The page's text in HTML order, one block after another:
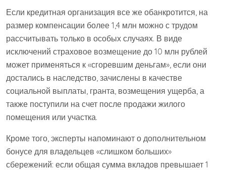
Если кредитная организация все же обанкротится, на
размер компенсации более 1,4 млн можно с трудом
рассчитывать только в особых случаях. В виде
исключений страховое возмещение до 10 млн рублей
может применяться к «сгоревшим деньгам», если они
достались в наследство, зачислены в качестве
социальной выплаты, гранта, возмещения ущерба, а
также поступили на счет после продажи жилого
помещения или участка.
Кроме того, эксперты напоминают о дополнительном
бонусе для владельцев «слишком больших»
сбережений: если общая сумма вкладов превышает 1